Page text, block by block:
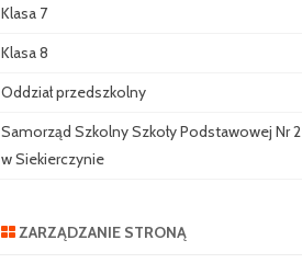
Klasa 7
Klasa 8
Oddział przedszkolny
Samorząd Szkolny Szkoły Podstawowej Nr 2
w Siekierczynie
ZARZĄDZANIE STRONĄ